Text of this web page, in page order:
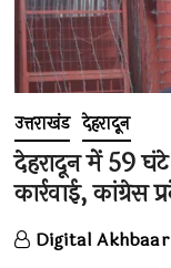
उत्तराखंड देहरादून
देहरादून में 59 घंटे
कार्रवाई,
Digital Akhbaar